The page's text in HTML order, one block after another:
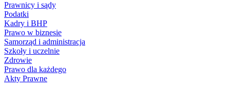
Prawnicy i sądy
Podatki
Kadry i BHP
Prawo w biznesie
Samorząd i administracja
Szkoły i uczelnie
Zdrowie
Prawo dla każdego
Akty Prawne